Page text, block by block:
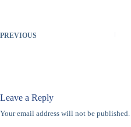
PREVIOUS
Leave a Reply
Your email address will not be published.